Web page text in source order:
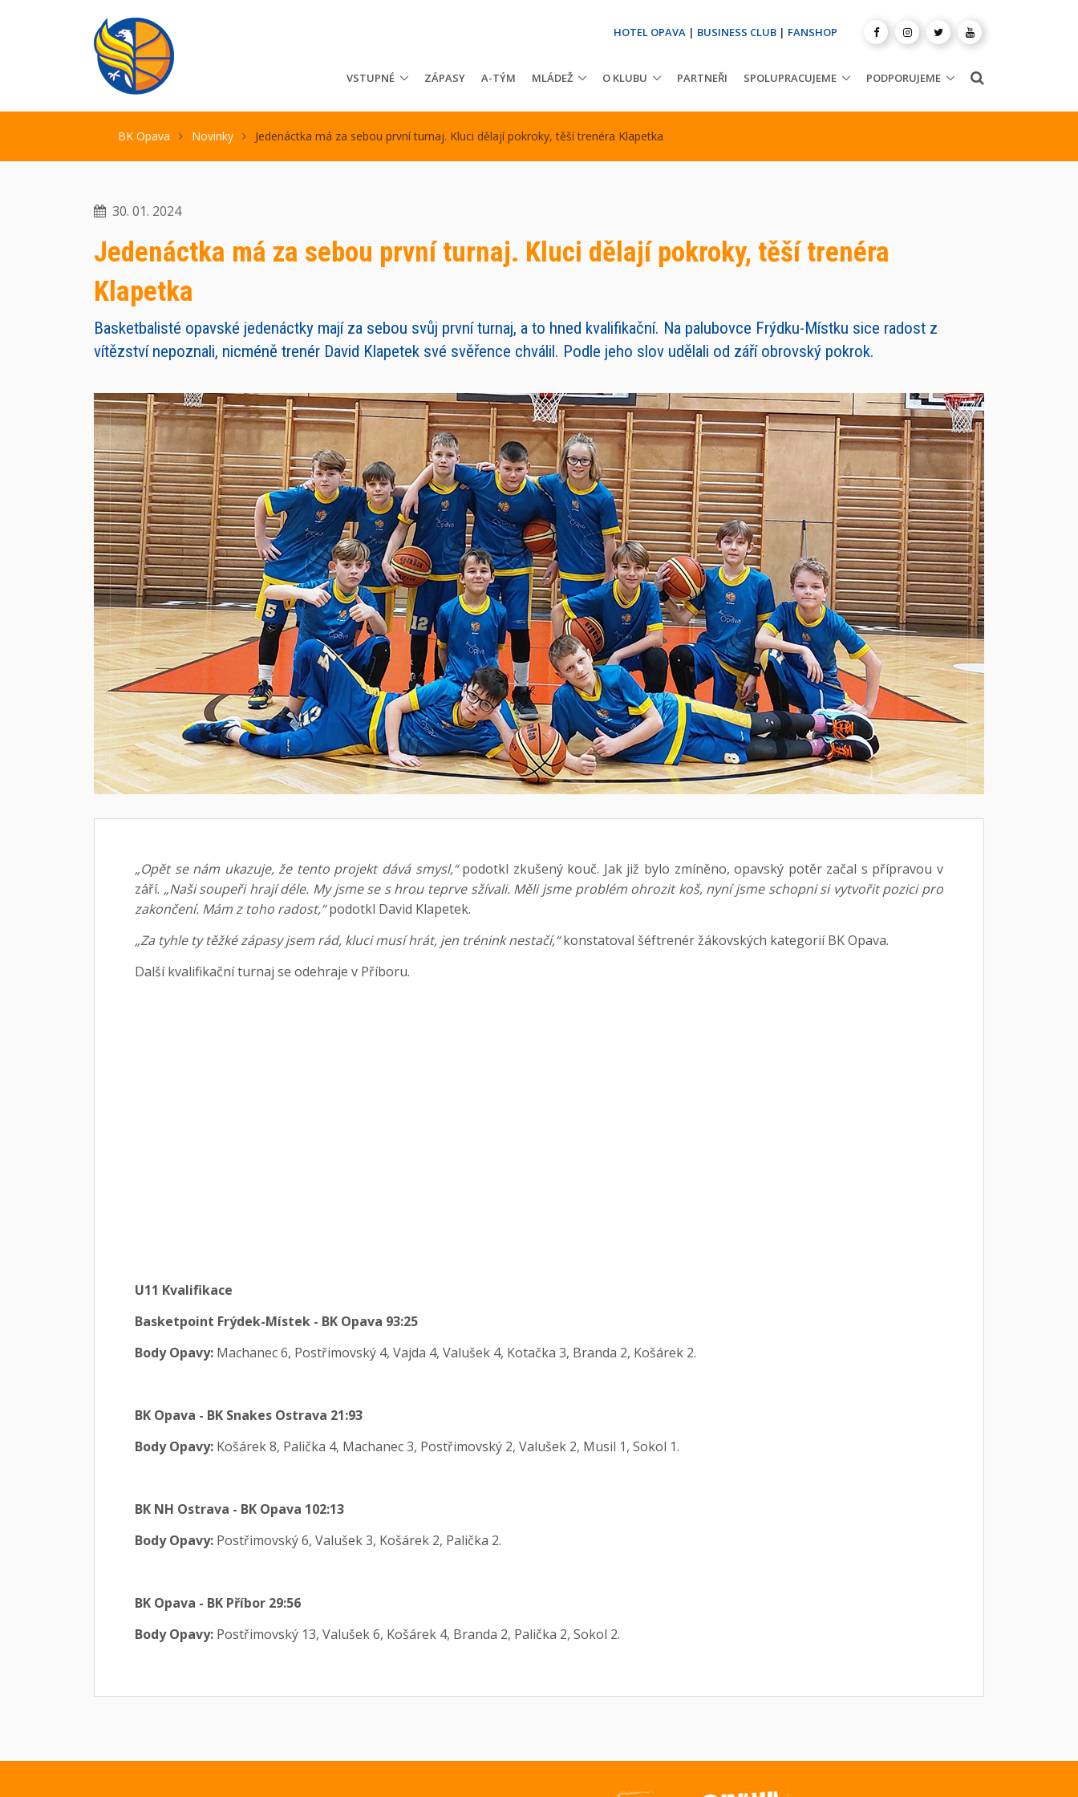
HOTEL OPAVA | BUSINESS CLUB | FANSHOP
VSTUPNÉ ZÁPASY A-TÝM MLÁDEŽ O KLUBU PARTNEŘI SPOLUPRACUJEME PODPORUJEME
BK Opava Novinky Jedenáctka má za sebou první turnaj. Kluci dělají pokroky, těší trenéra Klapetka
30. 01. 2024
Jedenáctka má za sebou první turnaj. Kluci dělají pokroky, těší trenéra
Klapetka
Basketbalisté opavské jedenáctky mají za sebou svůj první turnaj, a to hned kvalifikační. Na palubovce Frýdku-Místku sice radost z
vítězství nepoznali, nicméně trenér David Klapetek své svěřence chválil. Podle jeho slov udělali od září obrovský pokrok.
„Opět se nám ukazuje, že tento projekt dává smysl,“podotkl zkušený kouč. Jak již bylo zmíněno, opavský potěr začal s přípravou v
září. „Naši soupeři hrají déle. My jsme se s hrou teprve sžívali. Měli jsme problém ohrozit koš, nyní jsme schopni si vytvořit pozici pro
zakončení. Mám z toho radost,“podotkl David Klapetek.
„Za tyhle ty těžké zápasy jsem rád, kluci musí hrát, jen trénink nestačí,“konstatoval šéftrenér žákovských kategorií BK Opava.
Další kvalifikační turnaj se odehraje v Příboru.
U11 Kvalifikace
Basketpoint Frýdek-Místek - BK Opava 93:25
Body Opavy: Machanec 6, Postřimovský 4, Vajda 4, Valušek 4, Kotačka 3, Branda 2, Košárek 2.
BK Opava - BK Snakes Ostrava 21:93
Body Opavy: Košárek 8, Palička 4, Machanec 3, Postřimovský 2, Valušek 2, Musil 1, Sokol 1.
BK NH Ostrava - BK Opava 102:13
Body Opavy: Postřimovský 6, Valušek 3, Košárek 2, Palička 2.
BK Opava - BK Příbor 29:56
Body Opavy: Postřimovský 13, Valušek 6, Košárek 4, Branda 2, Palička 2, Sokol 2.